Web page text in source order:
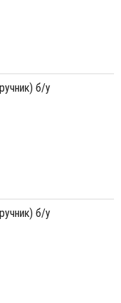
б/у
б/у